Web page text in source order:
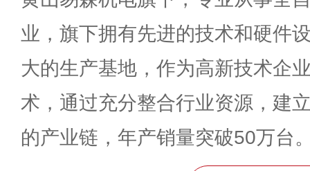
业，旗下拥有先进的技术和硬件
大的生产基地，作为高新技术企
术，通过充分整合行业资源，建
的产业链，年产销量突破50万台